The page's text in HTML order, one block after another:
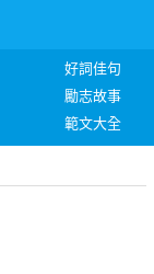
好詞佳句
勵志故事
範文大全